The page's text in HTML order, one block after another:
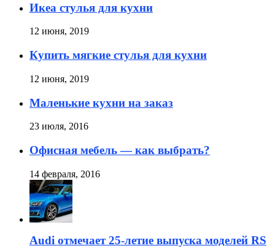
Икеа стулья для кухни
12 июня, 2019
Купить мягкие стулья для кухни
12 июня, 2019
Маленькие кухни на заказ
23 июля, 2016
Офисная мебель — как выбрать?
14 февраля, 2016
Audi отмечает 25-летие выпуска моделей RS